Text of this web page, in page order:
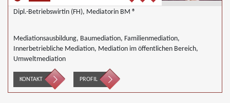
Dipl.-Betriebswirtin (FH), Mediatorin BM ®
Mediationsausbildung, Baumediation, Familienmediation,
Innerbetriebliche Mediation, Mediation im öffentlichen Bereich,
Umweltmediation
KONTAKT PROFIL